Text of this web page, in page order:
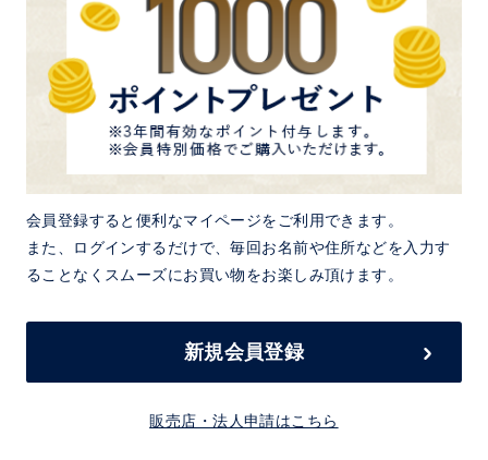
会員登録すると便利なマイページをご利用できます。
また、ログインするだけで、毎回お名前や住所などを入力す
ることなくスムーズにお買い物をお楽しみ頂けます。
新規会員登録
販売店・法人申請はこちら